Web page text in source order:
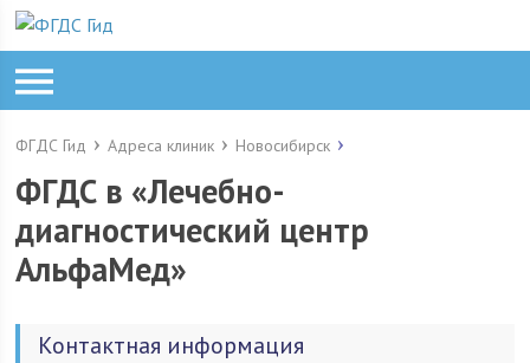
ФГДС Гид Адреса клиник Новосибирск
ФГДС в «Лечебно-
диагностический центр
АльфаМед»
Контактная информация